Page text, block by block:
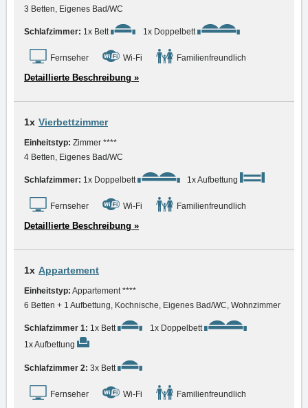
3 Betten, Eigenes Bad/WC
Schlafzimmer: 1x Bett 1x Doppelbett
Fernseher Wi-Fi Familienfreundlich
Detaillierte Beschreibung »
1x Vierbettzimmer
Einheitstyp: Zimmer ****
4 Betten, Eigenes Bad/WC
Schlafzimmer: 1x Doppelbett 1x Aufbettung
Fernseher Wi-Fi Familienfreundlich
Detaillierte Beschreibung »
1x Appartement
Einheitstyp: Appartement ****
6 Betten + 1 Aufbettung, Kochnische, Eigenes Bad/WC, Wohnzimmer
Schlafzimmer 1: 1x Bett
1x Doppelbett
1x Aufbettung
Schlafzimmer 2: 3x Bett
Fernseher Wi-Fi Familienfreundlich